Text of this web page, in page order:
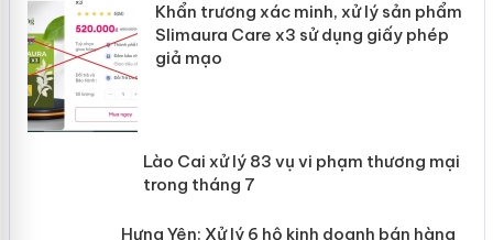
Khẩn trương xác minh, xử lý sản phẩm
Slimaura Care x3 sử dụng giấy phép
giả mạo
Lào Cai xử lý 83 vụ vi phạm thương
mại trong tháng 7